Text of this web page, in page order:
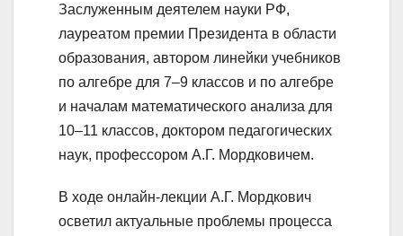
Заслуженным деятелем науки РФ,
лауреатом премии Президента в области
образования, автором линейки учебников
по алгебре для 7–9 классов и по алгебре
и началам математического анализа для
10–11 классов, доктором педагогических
наук, профессором А.Г. Мордковичем.
В ходе онлайн-лекции А.Г. Мордкович
осветил актуальные проблемы процесса